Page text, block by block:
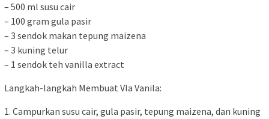
– 500 ml susu cair
– 100 gram gula pasir
– 3 sendok makan tepung maizena
– 3 kuning telur
– 1 sendok teh vanilla extract
Langkah-langkah Membuat Vla Vanila:
1. Campurkan susu cair, gula pasir, tepung maizena, dan kuning